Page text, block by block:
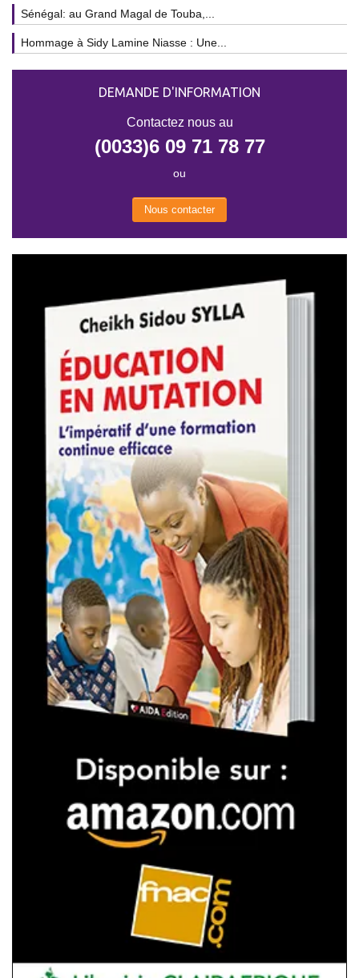
Sénégal: au Grand Magal de Touba,...
Hommage à Sidy Lamine Niasse : Une...
DEMANDE D'INFORMATION
Contactez nous au
(0033)6 09 71 78 77
ou
Nous contacter